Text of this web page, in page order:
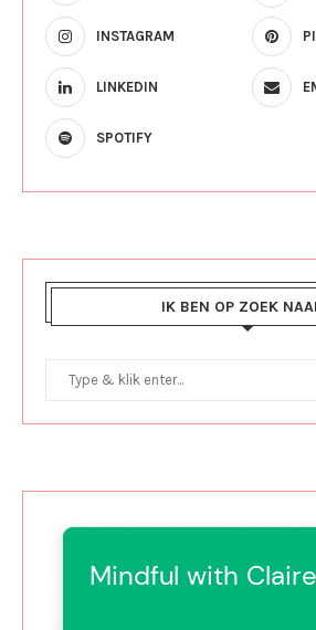
INSTAGRAM
LINKEDIN
SPOTIFY
IK BEN OP ZOEK